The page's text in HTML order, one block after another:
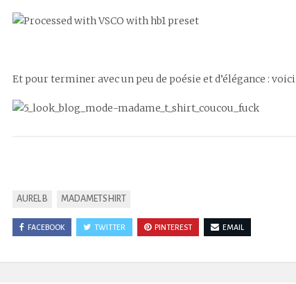
Et pour terminer avec un peu de poésie et d’élégance : voici
AUREL B MADAMETSHIRT
FACEBOOK TWITTER PINTEREST EMAIL